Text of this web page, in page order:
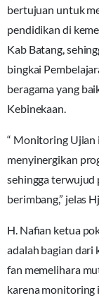
bertujuan untuk
pendidikan di
Kab Batang,
bingkai
beragama yang
Kebinekaan.
“ Monitoring Ujian
menyinergikan
sehingga terwujud
berimbang,” jelas
H. Nafian ketua
adalah bagian dari
fan memelihara
karena monitoring